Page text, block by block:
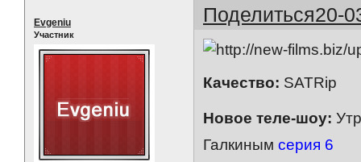
Поделиться20-
Evgeniu
Участник
Качество: SATRip
Новое теле-шоу:
Галкинымсерия 6